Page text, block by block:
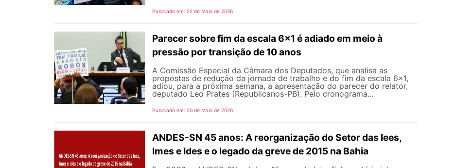
Publicado em: 22 de Maio de 2026
Parecer sobre fim da escala 6x1 é adiado em meio à
pressão por transição de 10 anos
A Comissão Especial da Câmara dos Deputados, que analisa as
propostas de redução da jornada de trabalho e do fim da escala 6x1,
adiou, para a próxima semana, a apresentação do parecer do relator,
deputado Leo Prates (Republicanos-PB). Pelo cronograma...
Publicado em: 20 de Maio de 2026
ANDES-SN 45 anos: A reorganização do Setor das Iees,
Imes e Ides e o legado da greve de 2015 na Bahia